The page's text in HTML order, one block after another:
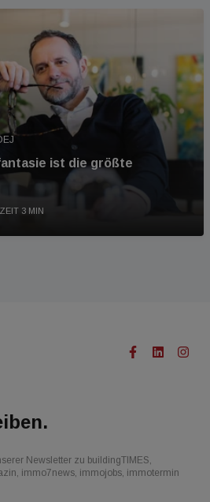
ist die größte
3 MIN
Newsletter zu buildingTIMES,
immo7news, immojobs, immotermin